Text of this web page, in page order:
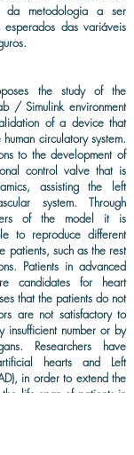
da metodologia a ser
das variáveis
the study of the
/ Simulink environment
of a device that
circulatory system.
to the development of
control valve that is
assisting the left
system. Through
of the model it is
to reproduce different
patients, such as the rest
Patients in advanced
candidates for heart
that the patients do not
are not satisfactory to
insufficient number or by
Researchers have
hearts and Left
in order to extend the
life span of patients in